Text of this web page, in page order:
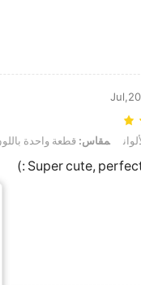
مقاس: قطعة واحدة باللون
مقاس: قطعة واحدة
Super cute, perfect